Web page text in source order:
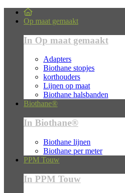
Op maat gemaakt
In Op maat gemaakt
Adapters
Biothane stopjes
korthouders
Lijnen op maat
Biothane halsbanden
Biothane®
In Biothane®
Biothane lijnen
Biothane per meter
PPM Touw
In PPM Touw